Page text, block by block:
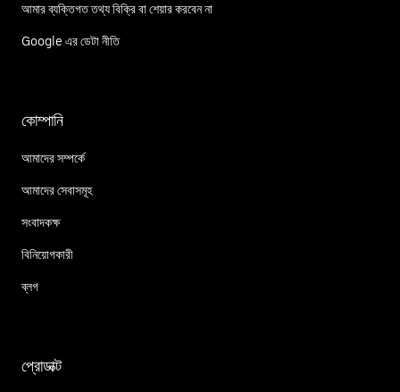
আমার ব্যক্তিগত তথ্য বিক্রি বা শেয়ার করবেন না
Google এর ডেটা নীতি
কোম্পানি
আমাদের সম্পর্কে
আমাদের সেবাসমূহ
সংবাদকক্ষ
বিনিয়োগকারী
ব্লগ
প্রোডাক্ট